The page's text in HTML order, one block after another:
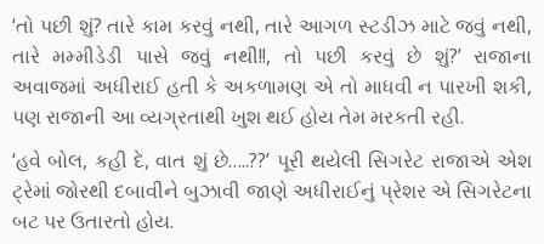
‘તો પછી શું? તારે કામ કરવું નથી, તારે આગળ સ્ટડીઝ માટે જવું નથી,
તારે મમ્મીડેડી પાસે જવું નથી!!, તો પછી કરવું છે શું?’ રાજાના
અવાજમાં અધીરાઈ હતી કે અકળામણ એ તો માધવી ન પારખી શકી,
પણ રાજાની આ વ્યગ્રતાથી ખુશ થઈ હોય તેમ મરકતી રહી.
‘હવે બોલ, કહી દે, વાત શું છે…..??’ પૂરી થયેલી સિગરેટ રાજાએ એશ
ટ્રેમાં જોરથી દબાવીને બુઝાવી જાણે અધીરાઈનું પ્રેશર એ સિગરેટના
બટ પર ઉતારતો હોય.